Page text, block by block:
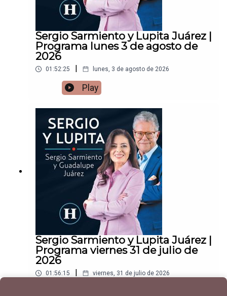
Sergio Sarmiento y Lupita Juárez |
Programa lunes 3 de agosto de
2026
01:52:25 lunes, 3 de agosto de 2026
Play
Sergio Sarmiento y Lupita Juárez |
Programa viernes 31 de julio de
2026
01:56:15 viernes, 31 de julio de 2026